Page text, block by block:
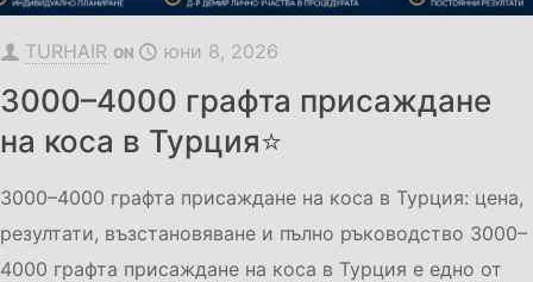
TURHAIR ON юни 8, 2026
3000–4000 графта присаждане
на коса в Турция⭐
3000–4000 графта присаждане на коса в Турция: цена,
резултати, възстановяване и пълно ръководство 3000–
4000 графта присаждане на коса в Турция е едно от